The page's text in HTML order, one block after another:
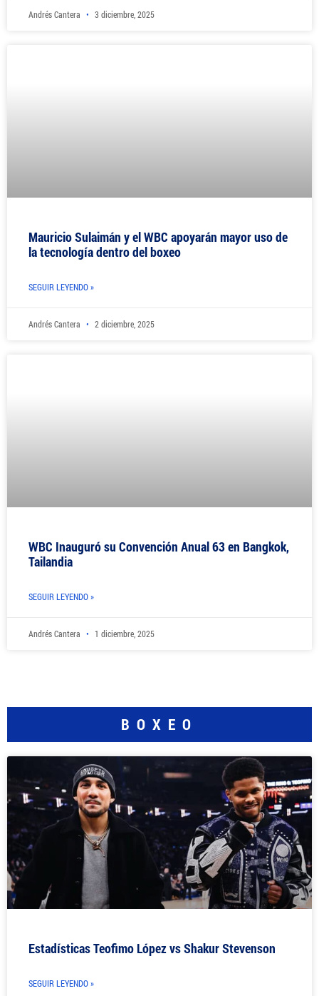
Andrés Cantera 3 diciembre, 2025
Mauricio Sulaimán y el WBC apoyarán mayor uso de
la tecnología dentro del boxeo
SEGUIR LEYENDO »
Andrés Cantera 2 diciembre, 2025
WBC Inauguró su Convención Anual 63 en Bangkok,
Tailandia
SEGUIR LEYENDO »
Andrés Cantera 1 diciembre, 2025
BOXEO
Estadísticas Teofimo López vs Shakur Stevenson
SEGUIR LEYENDO »